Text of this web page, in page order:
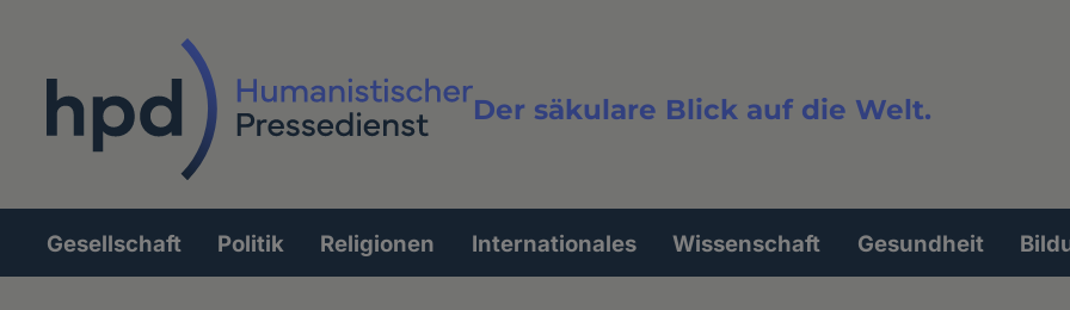
Der säkulare Blick auf die Welt.
Volltextsuche
Hauptnavigation
Gesellschaft Politik Religionen Internationales Wissenschaft Gesundheit